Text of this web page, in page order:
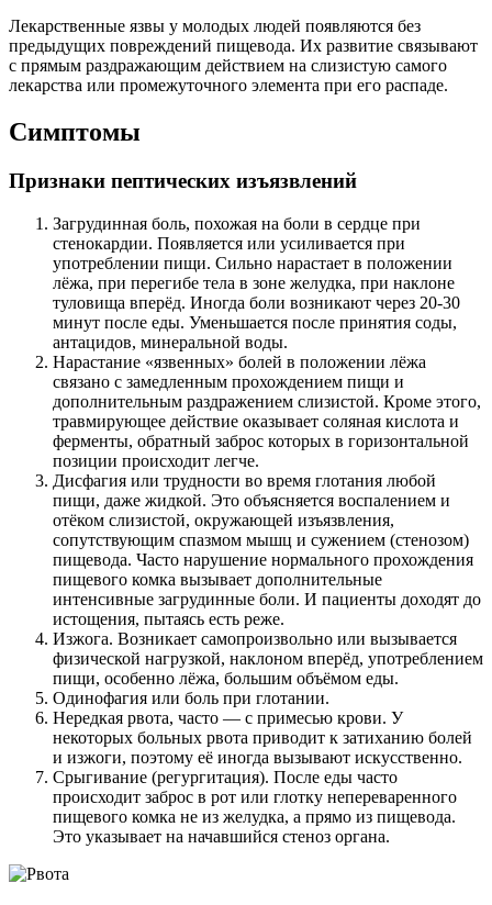
Лекарственные язвы у молодых людей появляются без
предыдущих повреждений пищевода. Их развитие связывают
с прямым раздражающим действием на слизистую самого
лекарства или промежуточного элемента при его распаде.
Симптомы
Признаки пептических изъязвлений
Загрудинная боль, похожая на боли в сердце при
стенокардии. Появляется или усиливается при
употреблении пищи. Сильно нарастает в положении
лёжа, при перегибе тела в зоне желудка, при наклоне
туловища вперёд. Иногда боли возникают через 20-30
минут после еды. Уменьшается после принятия соды,
антацидов, минеральной воды.
Нарастание «язвенных» болей в положении лёжа
связано с замедленным прохождением пищи и
дополнительным раздражением слизистой. Кроме этого,
травмирующее действие оказывает соляная кислота и
ферменты, обратный заброс которых в горизонтальной
позиции происходит легче.
Дисфагия или трудности во время глотания любой
пищи, даже жидкой. Это объясняется воспалением и
отёком слизистой, окружающей изъязвления,
сопутствующим спазмом мышц и сужением (стенозом)
пищевода. Часто нарушение нормального прохождения
пищевого комка вызывает дополнительные
интенсивные загрудинные боли. И пациенты доходят до
истощения, пытаясь есть реже.
Изжога. Возникает самопроизвольно или вызывается
физической нагрузкой, наклоном вперёд, употреблением
пищи, особенно лёжа, большим объёмом еды.
Одинофагия или боль при глотании.
Нередкая рвота, часто — с примесью крови. У
некоторых больных рвота приводит к затиханию болей
и изжоги, поэтому её иногда вызывают искусственно.
Срыгивание (регургитация). После еды часто
происходит заброс в рот или глотку непереваренного
пищевого комка не из желудка, а прямо из пищевода.
Это указывает на начавшийся стеноз органа.